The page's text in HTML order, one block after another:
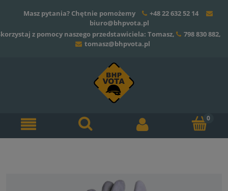
Masz pytania? Chętnie pomożemy
+48 22 632 52 14
biuro@bhpvota.pl
z pomocy naszego przedstawiciela: Tomasz,
798 830 882,
tomasz@bhpvota.pl